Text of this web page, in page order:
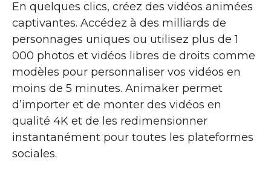
En quelques clics, créez des vidéos animées
captivantes. Accédez à des milliards de
personnages uniques ou utilisez plus de 1
000 photos et vidéos libres de droits comme
modèles pour personnaliser vos vidéos en
moins de 5 minutes. Animaker permet
d’importer et de monter des vidéos en
qualité 4K et de les redimensionner
instantanément pour toutes les plateformes
sociales.